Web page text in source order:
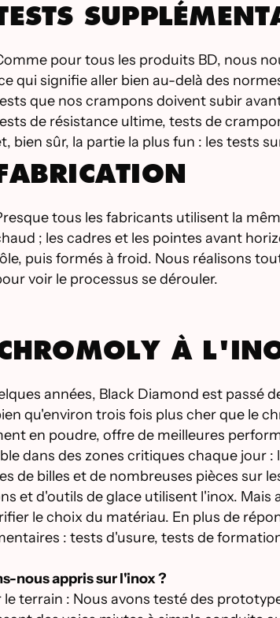
pour tous les produits BD, nous
qui signifie aller bien au-delà des
que nos crampons doivent subir
de résistance ultime, tests de
bien sûr, la partie la plus fun : les tests
tous les fabricants utilisent la
; les cadres et les pointes avant
puis formés à froid. Nous réalisons
voir le processus se dérouler.
À
années, Black Diamond est passé
qu'environ trois fois plus cher que le
en poudre, offre de meilleures
dans des zones critiques chaque jour
de billes et de nombreuses pièces sur
et d'outils de glace utilisent l'inox. Mais
le choix du matériau. En plus de
: tests d'usure, tests de
nous appris sur l'inox ?
le terrain : Nous avons testé des